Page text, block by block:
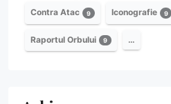
Contra Atac 9 Iconografie 9
Raportul Orbului 9 …